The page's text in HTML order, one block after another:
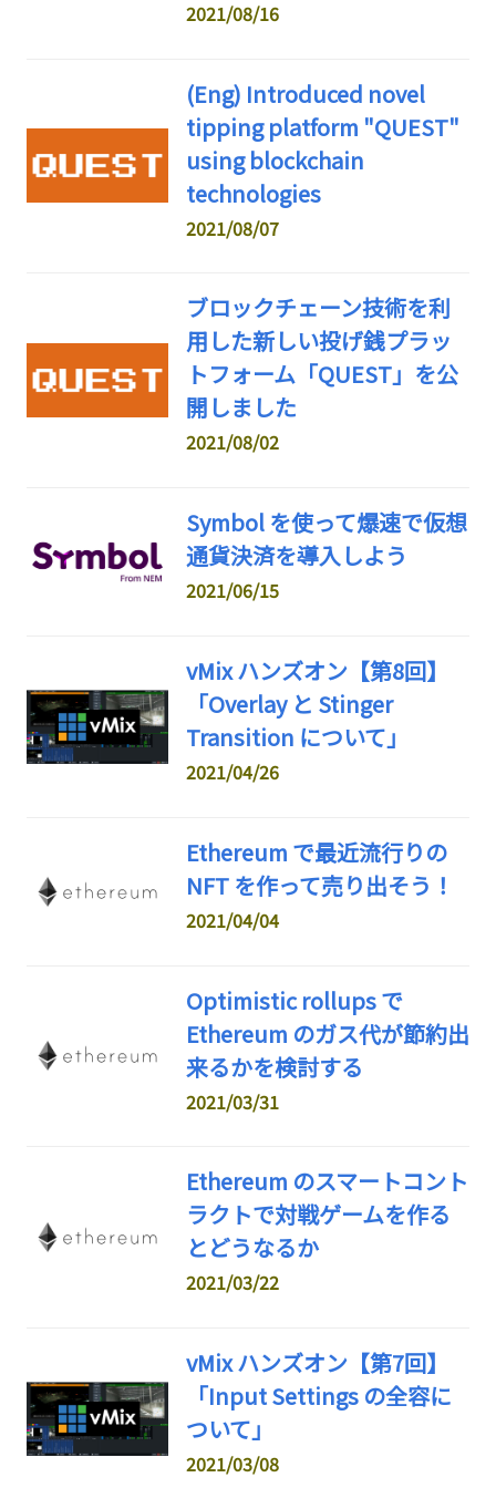
2021/08/16
(Eng) Introduced novel
tipping platform "QUEST"
using blockchain
technologies
2021/08/07
ブロックチェーン技術を利
用した新しい投げ銭プラッ
トフォーム「QUEST」を公
開しました
2021/08/02
Symbol を使って爆速で仮想
通貨決済を導入しよう
2021/06/15
vMix ハンズオン【第8回】
「Overlay と Stinger
Transition について」
2021/04/26
Ethereum で最近流行りの
NFT を作って売り出そう！
2021/04/04
Optimistic rollups で
Ethereum のガス代が節約出
来るかを検討する
2021/03/31
Ethereum のスマートコント
ラクトで対戦ゲームを作る
とどうなるか
2021/03/22
vMix ハンズオン【第7回】
「Input Settings の全容に
ついて」
2021/03/08